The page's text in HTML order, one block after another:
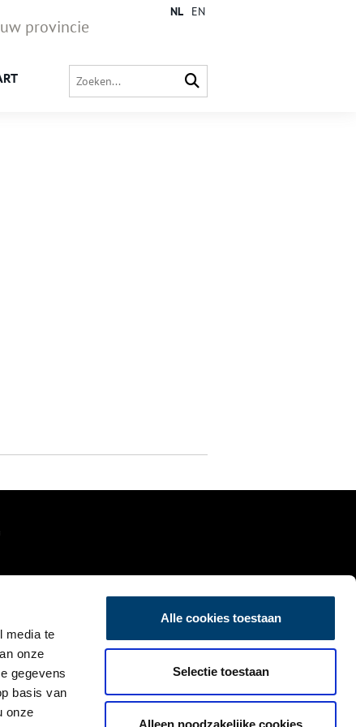
media te
onze
gegevens
basis van
onze
Alle cookies toestaan
Selectie toestaan
Alleen noodzakelijke cookies
provincie
NL EN